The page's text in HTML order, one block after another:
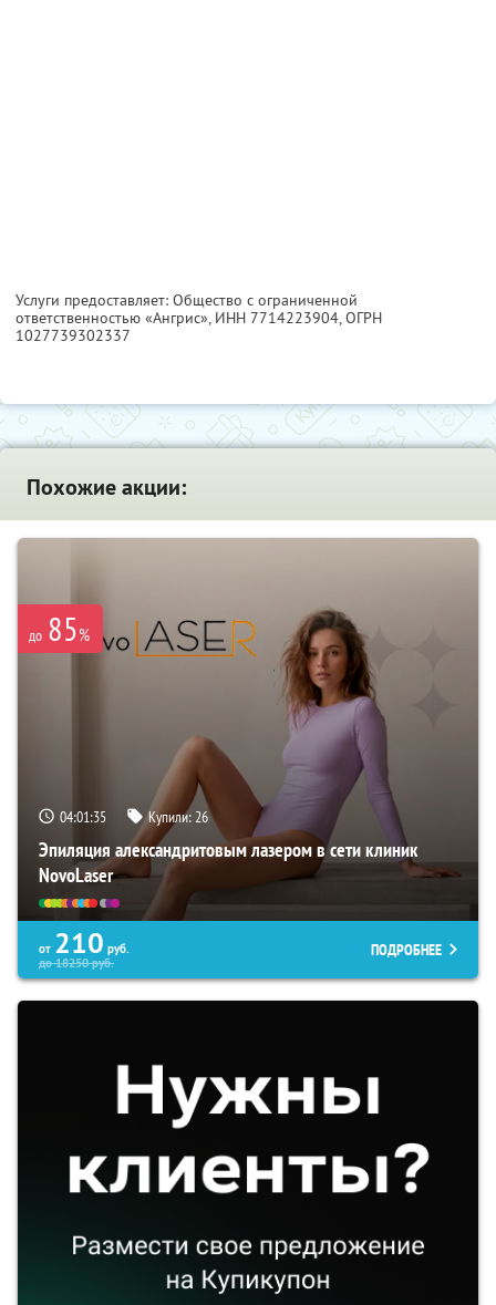
Услуги предоставляет: Общество с ограниченной
ответственностью «Ангрис», ИНН 7714223904, ОГРН
1027739302337
Похожие акции:
до 85%
04:01:35 Купили:26
Эпиляция александритовым лазером в сети клиник
NovoLaser
от 210 руб.
до18250руб.
ПОДРОБНЕЕ